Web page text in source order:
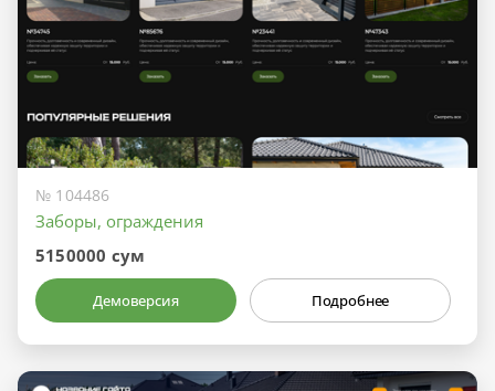
№ 104486
Заборы, ограждения
5150000 сум
Демоверсия Подробнее